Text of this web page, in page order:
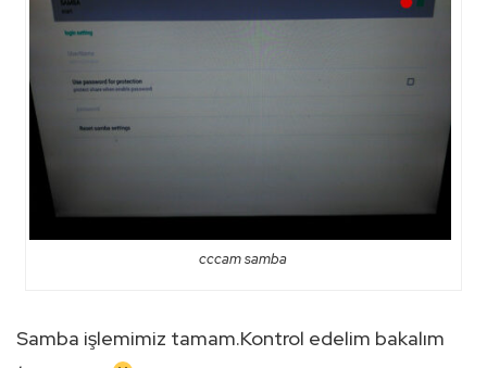
cccam samba
Samba işlemimiz tamam.Kontrol edelim bakalım